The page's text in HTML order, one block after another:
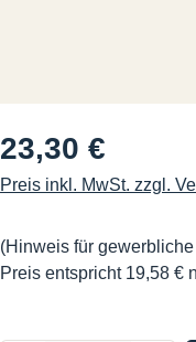
Regulärer Preis:
23,30 €
Preis inkl. MwSt. zzgl.
(Hinweis für
Preis entspricht 19,58 €